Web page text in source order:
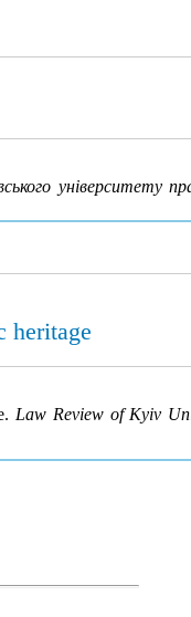
університету
heritage
Law Review of Kyiv